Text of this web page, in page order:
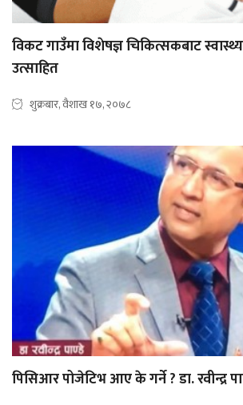
विकट गाउँमा विशेषज्ञ चिकित्सकबाट
उत्साहित
शुक्रबार, वैशाख १७, २०७८
पिसिआर पोजेटिभ आए के गर्ने ? डा. रवीन्द्र